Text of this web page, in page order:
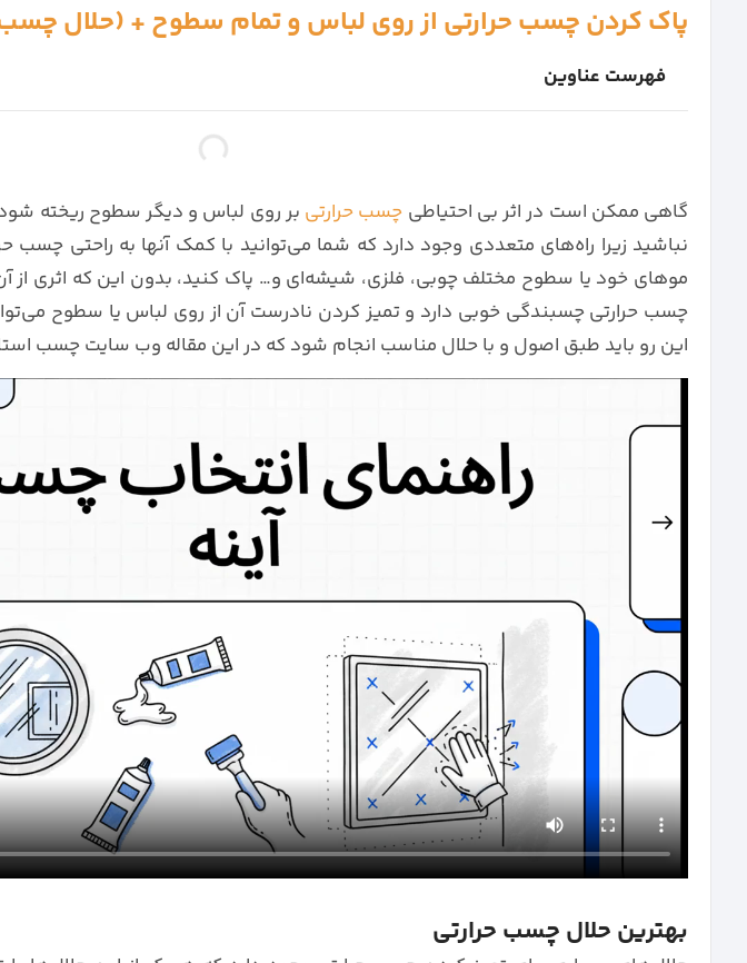
پاک کردن چسب حرارتی از روی لباس و تمام سطوح + (حلال چسب
فهرست عناوین
گاهی ممکن است در اثر بی احتیاطی چسب حرارتی بر روی لباس و دیگر سطوح ریخته
نباشید زیرا راه‌های متعددی وجود دارد که شما می‌توانید با کمک آنها به راحتی چسب
موهای خود یا سطوح مختلف چوبی، فلزی، شیشه‌ای و… پاک کنید، بدون این که اثری از
چسب حرارتی چسبندگی خوبی دارد و تمیز کردن نادرست آن از روی لباس یا سطوح
این رو باید طبق اصول و با حلال مناسب انجام شود که در این مقاله وب سایت چسب
بهترین حلال چسب حرارتی